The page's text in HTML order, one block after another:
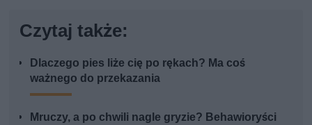
Czytaj także:
Dlaczego pies liże cię po rękach? Ma coś
ważnego do przekazania
Mruczy, a po chwili nagle gryzie? Behawioryści